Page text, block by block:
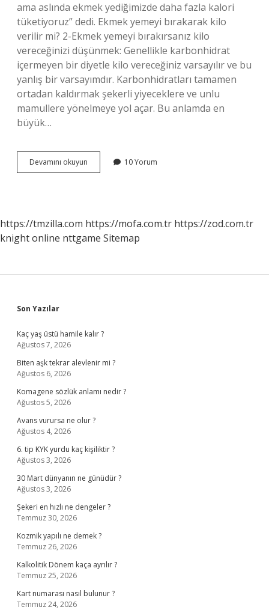
ama aslında ekmek yediğimizde daha fazla kalori
tüketiyoruz” dedi. Ekmek yemeyi bırakarak kilo
verilir mi? 2-Ekmek yemeyi bırakırsanız kilo
vereceğinizi düşünmek: Genellikle karbonhidrat
içermeyen bir diyetle kilo vereceğiniz varsayılır ve bu
yanlış bir varsayımdır. Karbonhidratları tamamen
ortadan kaldırmak şekerli yiyeceklere ve unlu
mamullere yönelmeye yol açar. Bu anlamda en
büyük…
Devamını okuyun
Azaltmak
10 Yorum
https://tmzilla.com https://mofa.com.tr https://zod.com.tr
knight online nttgame Sitemap
Sidebar
Son Yazılar
Kaç yaş üstü hamile kalır ?
Ağustos 7, 2026
Biten aşk tekrar alevlenir mi ?
Ağustos 6, 2026
Komagene sözlük anlamı nedir ?
Ağustos 5, 2026
Avans vurursa ne olur ?
Ağustos 4, 2026
6. tip KYK yurdu kaç kişiliktir ?
Ağustos 3, 2026
30 Mart dünyanın ne günüdür ?
Ağustos 3, 2026
Şekeri en hızlı ne dengeler ?
Temmuz 30, 2026
Kozmik yapılı ne demek ?
Temmuz 26, 2026
Kalkolitik Dönem kaça ayrılır ?
Temmuz 25, 2026
Kart numarası nasıl bulunur ?
Temmuz 24, 2026